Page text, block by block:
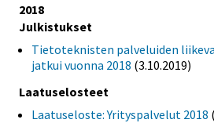
2018
Julkistukset
Tietoteknisten palveluiden
jatkui vuonna 2018 (3.10.2019)
Laatuselosteet
Laatuseloste: Yrityspalvelut 2018